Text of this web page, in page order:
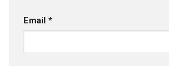
Email *